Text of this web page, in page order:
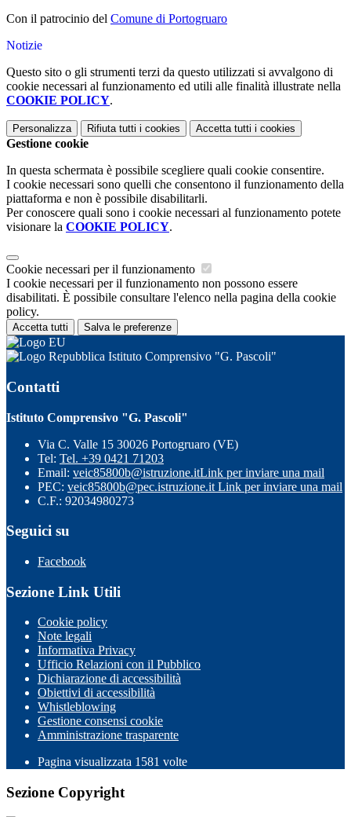
Con il patrocinio del Comune di Portogruaro
Notizie
Questo sito o gli strumenti terzi da questo utilizzati si avvalgono di
cookie necessari al funzionamento ed utili alle finalità illustrate nella
COOKIE POLICY.
Personalizza Rifiuta tutti i cookies Accetta tutti i cookies
Gestione cookie
In questa schermata è possibile scegliere quali cookie consentire.
I cookie necessari sono quelli che consentono il funzionamento della
piattaforma e non è possibile disabilitarli.
Per conoscere quali sono i cookie necessari al funzionamento potete
visionare la COOKIE POLICY.
Cookie necessari per il funzionamento
I cookie necessari per il funzionamento non possono essere
disabilitati. È possibile consultare l'elenco nella pagina della cookie
policy.
Accetta tutti Salva le preferenze
Istituto Comprensivo "G. Pascoli"
Contatti
Istituto Comprensivo "G. Pascoli"
Via C. Valle 15 30026 Portogruaro (VE)
Tel: Tel. +39 0421 71203
Email: veic85800b@istruzione.itLink per inviare una mail
PEC: veic85800b@pec.istruzione.it Link per inviare una mail
C.F.: 92034980273
Seguici su
Facebook
Sezione Link Utili
Cookie policy
Note legali
Informativa Privacy
Ufficio Relazioni con il Pubblico
Dichiarazione di accessibilità
Obiettivi di accessibilità
Whistleblowing
Gestione consensi cookie
Amministrazione trasparente
Pagina visualizzata 1581 volte
Sezione Copyright